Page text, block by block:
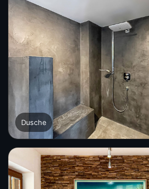
Dusche